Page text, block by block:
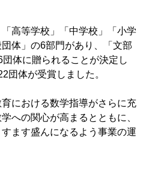
高等学校」「中学校」「小学
体」の6部門があり、「文部
体に贈られることが決定し
団体が受賞しました。
における数学指導がさらに充
への関心が高まるとともに、
ます盛んになるよう事業の運